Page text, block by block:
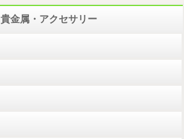
貴金属・アクセサリー